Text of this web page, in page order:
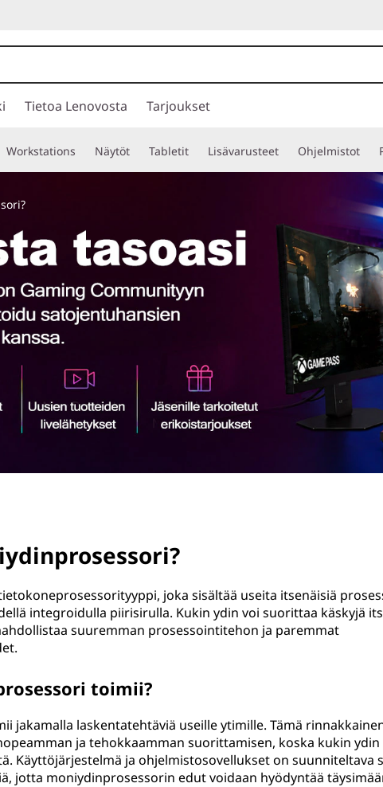
Tietoa Lenovosta Tarjoukset
Workstations Näytöt Tabletit Lisävarusteet Ohjelmistot
joka sisältää useita itsenäisiä
integroidulla piirisirulla. Kukin ydin voi suorittaa käskyjä
suuremman prosessointitehon ja paremmat
toimii?
jakamalla laskentatehtäviä useille ytimille. Tämä
ja tehokkaamman suorittamisen, koska kukin ydin
Käyttöjärjestelmä ja ohjelmistosovellukset on suunniteltava
jotta moniydinprosessorin edut voidaan hyödyntää